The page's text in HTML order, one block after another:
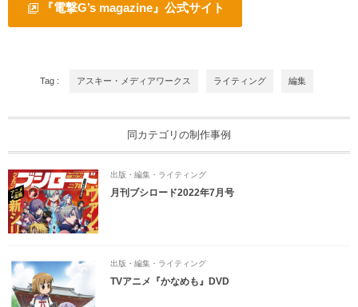
『電撃G’s magazine』公式サイト
Tag : アスキー・メディアワークス ライティング 編集
同カテゴリの制作事例
出版・編集・ライティング
月刊ブシロード2022年7月号
出版・編集・ライティング
TVアニメ『かなめも』DVD